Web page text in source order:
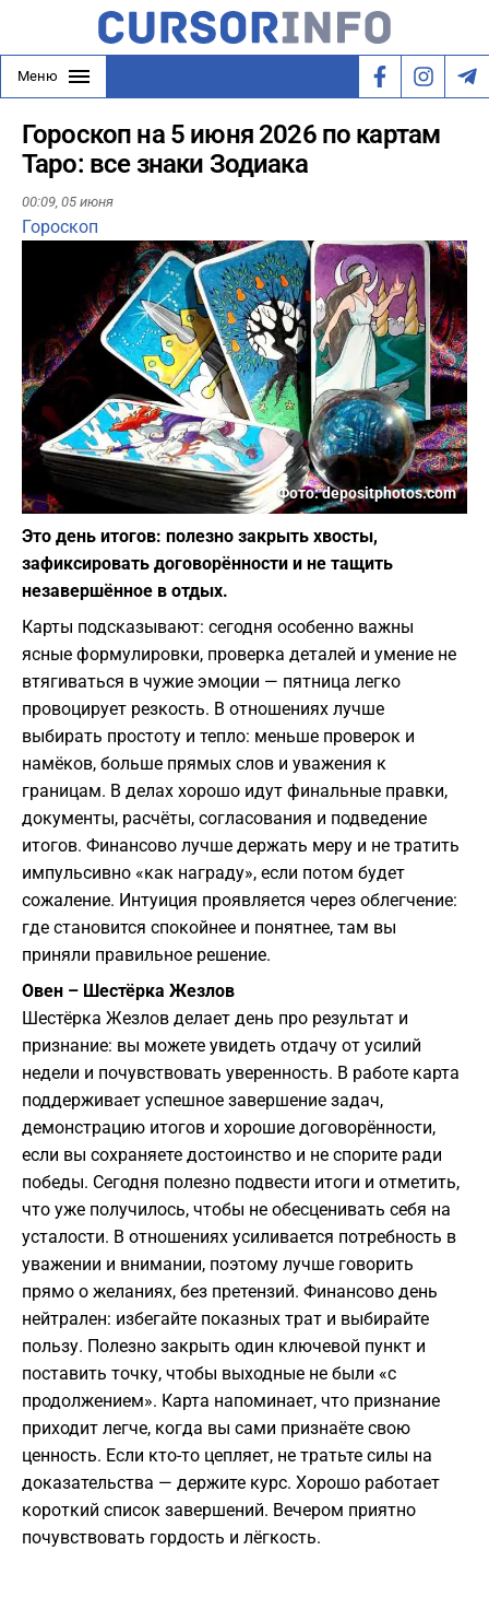
Меню
Гороскоп на 5 июня 2026 по картам
Таро: все знаки Зодиака
00:09, 05 июня
Гороскоп
Фото: depositphotos.com
Это день итогов: полезно закрыть хвосты,
зафиксировать договорённости и не тащить
незавершённое в отдых.
Карты подсказывают: сегодня особенно важны
ясные формулировки, проверка деталей и умение не
втягиваться в чужие эмоции — пятница легко
провоцирует резкость. В отношениях лучше
выбирать простоту и тепло: меньше проверок и
намёков, больше прямых слов и уважения к
границам. В делах хорошо идут финальные правки,
документы, расчёты, согласования и подведение
итогов. Финансово лучше держать меру и не тратить
импульсивно «как награду», если потом будет
сожаление. Интуиция проявляется через облегчение:
где становится спокойнее и понятнее, там вы
приняли правильное решение.
Овен – Шестёрка Жезлов
Шестёрка Жезлов делает день про результат и
признание: вы можете увидеть отдачу от усилий
недели и почувствовать уверенность. В работе карта
поддерживает успешное завершение задач,
демонстрацию итогов и хорошие договорённости,
если вы сохраняете достоинство и не спорите ради
победы. Сегодня полезно подвести итоги и отметить,
что уже получилось, чтобы не обесценивать себя на
усталости. В отношениях усиливается потребность в
уважении и внимании, поэтому лучше говорить
прямо о желаниях, без претензий. Финансово день
нейтрален: избегайте показных трат и выбирайте
пользу. Полезно закрыть один ключевой пункт и
поставить точку, чтобы выходные не были «с
продолжением». Карта напоминает, что признание
приходит легче, когда вы сами признаёте свою
ценность. Если кто-то цепляет, не тратьте силы на
доказательства — держите курс. Хорошо работает
короткий список завершений. Вечером приятно
почувствовать гордость и лёгкость.